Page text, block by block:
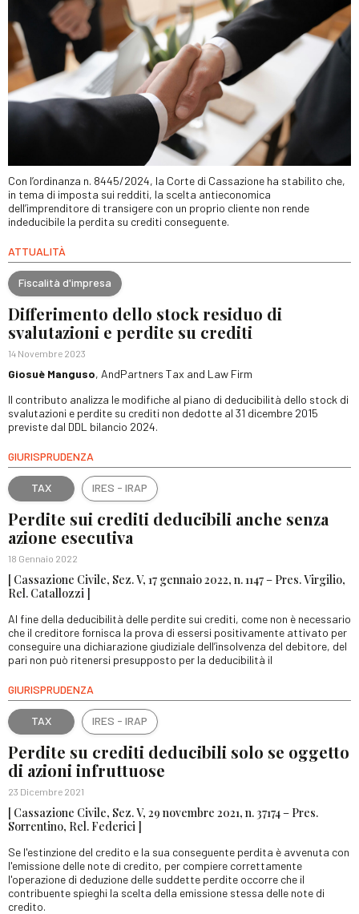
Con l’ordinanza n. 8445/2024, la Corte di Cassazione ha stabilito che,
in tema di imposta sui redditi, la scelta antieconomica
dell’imprenditore di transigere con un proprio cliente non rende
indeducibile la perdita su crediti conseguente.
ATTUALITÀ
Fiscalità d'impresa
Differimento dello stock residuo di
svalutazioni e perdite su crediti
14 Novembre 2023
Giosuè Manguso, AndPartners Tax and Law Firm
Il contributo analizza le modifiche al piano di deducibilità dello stock di
svalutazioni e perdite su crediti non dedotte al 31 dicembre 2015
previste dal DDL bilancio 2024.
GIURISPRUDENZA
TAX IRES - IRAP
Perdite sui crediti deducibili anche senza
azione esecutiva
18 Gennaio 2022
[ Cassazione Civile, Sez. V, 17 gennaio 2022, n. 1147 – Pres. Virgilio,
Rel. Catallozzi ]
Al fine della deducibilità delle perdite sui crediti, come non è necessario
che il creditore fornisca la prova di essersi positivamente attivato per
conseguire una dichiarazione giudiziale dell’insolvenza del debitore, del
pari non può ritenersi presupposto per la deducibilità il
GIURISPRUDENZA
TAX IRES - IRAP
Perdite su crediti deducibili solo se oggetto
di azioni infruttuose
23 Dicembre 2021
[ Cassazione Civile, Sez. V, 29 novembre 2021, n. 37174 – Pres.
Sorrentino, Rel. Federici ]
Se l'estinzione del credito e la sua conseguente perdita è avvenuta con
l'emissione delle note di credito, per compiere correttamente
l'operazione di deduzione delle suddette perdite occorre che il
contribuente spieghi la scelta della emissione stessa delle note di
credito.